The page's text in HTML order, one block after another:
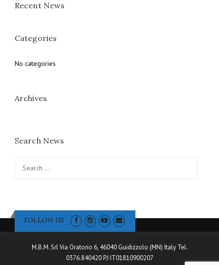
Recent News
Categories
No categories
Archives
Search News
FOLLOW US
M.B.M. Srl Via Oratorio 6, 46040 Guidizzolo (MN) Italy Tel.
0376.840420 P.I IT01810900207